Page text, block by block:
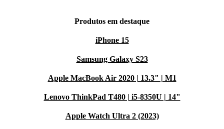
Produtos em destaque
iPhone 15
Samsung Galaxy S23
Apple MacBook Air 2020 | 13.3" | M1
Lenovo ThinkPad T480 | i5-8350U | 14"
Apple Watch Ultra 2 (2023)